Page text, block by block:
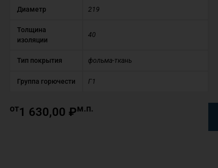
Диаметр 219
Толщина
изоляции
40
Тип покрытия фольма-ткань
Группа горючести Г1
от1 630,00 ₽м.п.